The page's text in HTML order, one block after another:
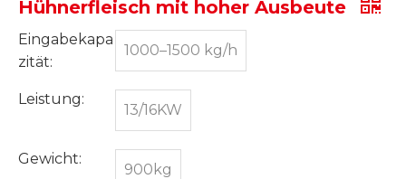
Hühnerfleisch mit hoher Ausbeute
Eingabekapa
zität:
1000–1500 kg/h
Leistung:
13/16KW
Gewicht:
900kg